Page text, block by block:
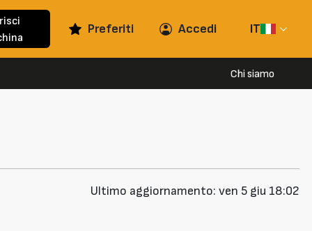
Preferiti Accedi IT
Chi siamo
Ultimo aggiornamento: ven 5 giu 18:02